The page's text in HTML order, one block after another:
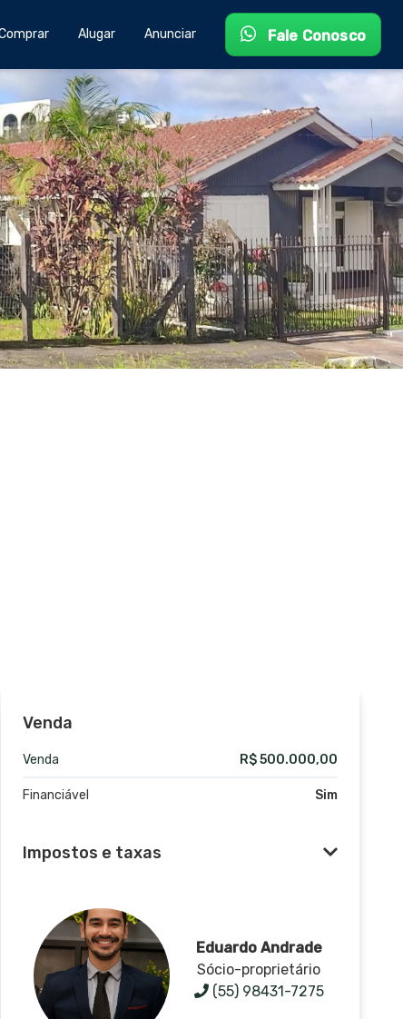
Alugar Anunciar Fale Conosco
Venda
Venda R$ 500.000,00
Financiável Sim
Impostos e taxas
Eduardo Andrade
Sócio-proprietário
(55) 98431-7275